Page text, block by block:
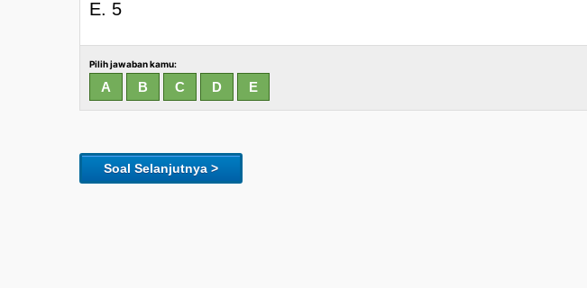
E. 5
Pilih jawaban kamu:
Soal Selanjutnya >